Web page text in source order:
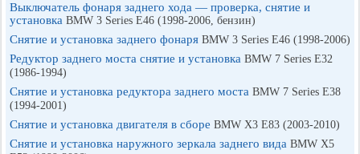
Выключатель фонаря заднего хода — проверка, снятие и
установка BMW 3 Series E46 (1998-2006, бензин)
Снятие и установка заднего фонаря BMW 3 Series E46 (1998-2006)
Редуктор заднего моста снятие и установка BMW 7 Series E32
(1986-1994)
Снятие и установка редуктора заднего моста BMW 7 Series E38
(1994-2001)
Снятие и установка двигателя в сборе BMW X3 E83 (2003-2010)
Снятие и установка наружного зеркала заднего вида BMW X5